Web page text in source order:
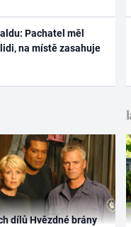
Pachatel měl
na místě zasahuje
dílů Hvězdné brány